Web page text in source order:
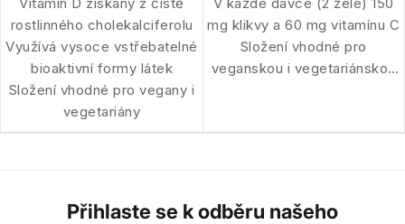
rostlinného cholekalciferolu
Využívá vysoce vstřebatelné
bioaktivní formy látek
Složení vhodné pro vegany i
vegetariány
mg klikvy a 60 mg vitamínu C
Složení vhodné pro
veganskou i vegetariánskou
Přihlaste se k odběru našeho